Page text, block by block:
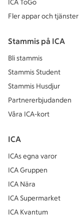
ICA ToGo
Fler appar och tjänster
Stammis på ICA
Bli stammis
Stammis Student
Stammis Husdjur
Partnererbjudanden
Våra ICA-kort
ICA
ICAs egna varor
ICA Gruppen
ICA Nära
ICA Supermarket
ICA Kvantum